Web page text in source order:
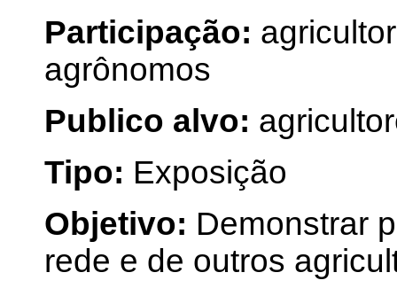
Participação:
agrônomos
Publico alvo:
Tipo: Exposição
Objetivo: Demonstrar
rede e de outros